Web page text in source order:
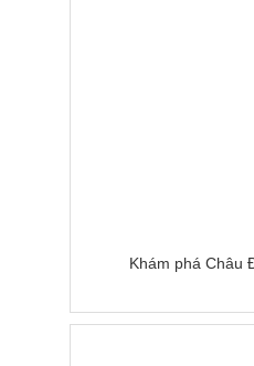
Khám phá Châu